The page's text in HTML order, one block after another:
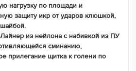
нагрузку по площади и
защиту икр от ударов клюшкой,
из нейлона с набивкой из ПУ
сминанию,
прилегание щитка к голени по